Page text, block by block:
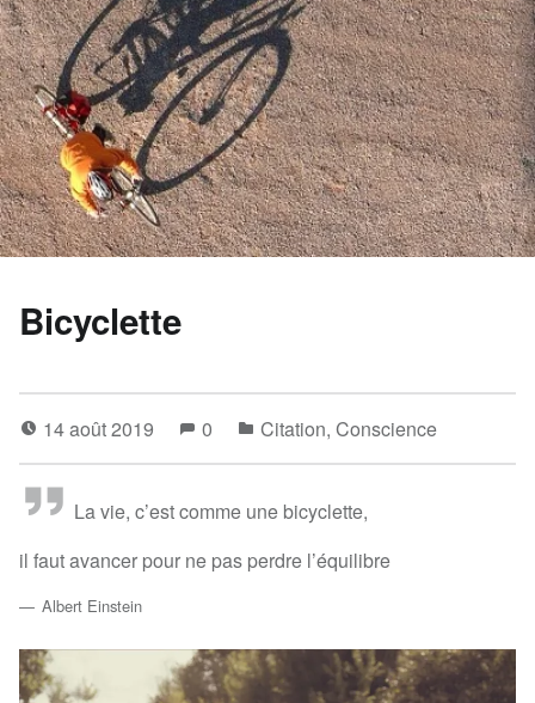
Bicyclette
14 août 2019 0 Citation, Conscience
La vie, c’est comme une bicyclette,
il faut avancer pour ne pas perdre l’équilibre
Albert Einstein